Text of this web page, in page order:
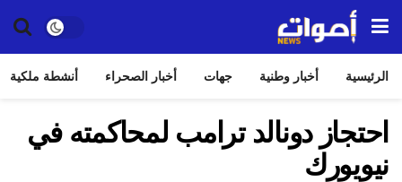
الرئيسية أخبار وطنية جهات أخبار الصحراء أنشطة ملكية
احتجاز دونالد ترامب لمحاكمته في
نيويورك